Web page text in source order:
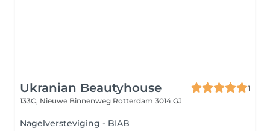
Ukranian Beautyhouse
1
133C, Nieuwe Binnenweg Rotterdam 3014 GJ
Nagelversteviging - BIAB